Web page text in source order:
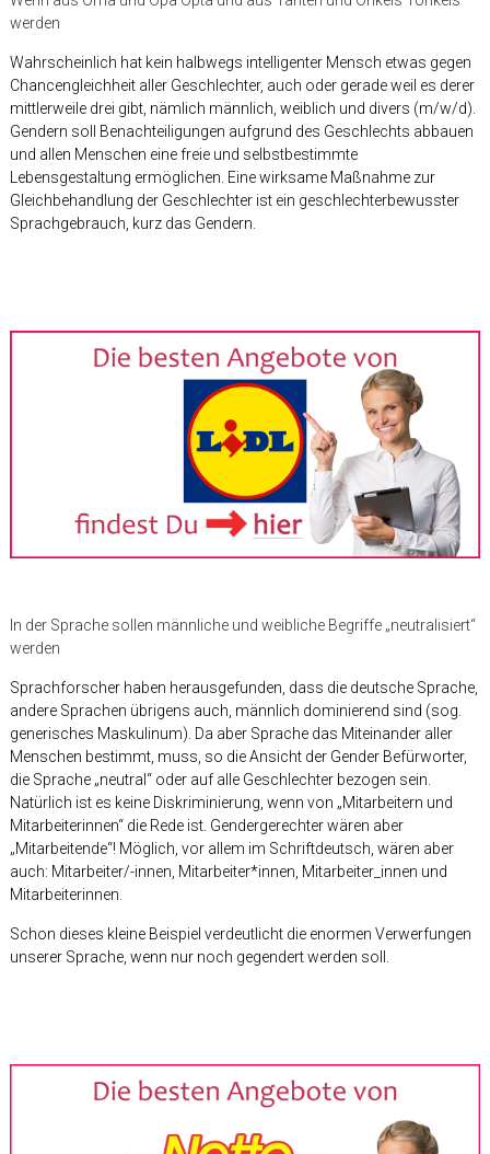
werden
Wahrscheinlich hat kein halbwegs intelligenter Mensch etwas gegen
Chancengleichheit aller Geschlechter, auch oder gerade weil es derer
mittlerweile drei gibt, nämlich männlich, weiblich und divers (m/w/d).
Gendern soll Benachteiligungen aufgrund des Geschlechts abbauen
und allen Menschen eine freie und selbstbestimmte
Lebensgestaltung ermöglichen. Eine wirksame Maßnahme zur
Gleichbehandlung der Geschlechter ist ein geschlechterbewusster
Sprachgebrauch, kurz das Gendern.
In der Sprache sollen männliche und weibliche Begriffe „neutralisiert“
werden
Sprachforscher haben herausgefunden, dass die deutsche Sprache,
andere Sprachen übrigens auch, männlich dominierend sind (sog.
generisches Maskulinum). Da aber Sprache das Miteinander aller
Menschen bestimmt, muss, so die Ansicht der Gender Befürworter,
die Sprache „neutral“ oder auf alle Geschlechter bezogen sein.
Natürlich ist es keine Diskriminierung, wenn von „Mitarbeitern und
Mitarbeiterinnen“ die Rede ist. Gendergerechter wären aber
„Mitarbeitende“! Möglich, vor allem im Schriftdeutsch, wären aber
auch: Mitarbeiter/-innen, Mitarbeiter*innen, Mitarbeiter_innen und
Mitarbeiterinnen.
Schon dieses kleine Beispiel verdeutlicht die enormen Verwerfungen
unserer Sprache, wenn nur noch gegendert werden soll.